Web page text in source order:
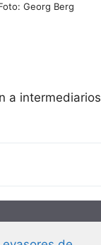
Georg Berg
a intermediarios